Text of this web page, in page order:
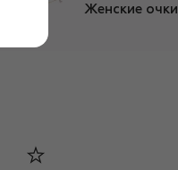
Женские очки